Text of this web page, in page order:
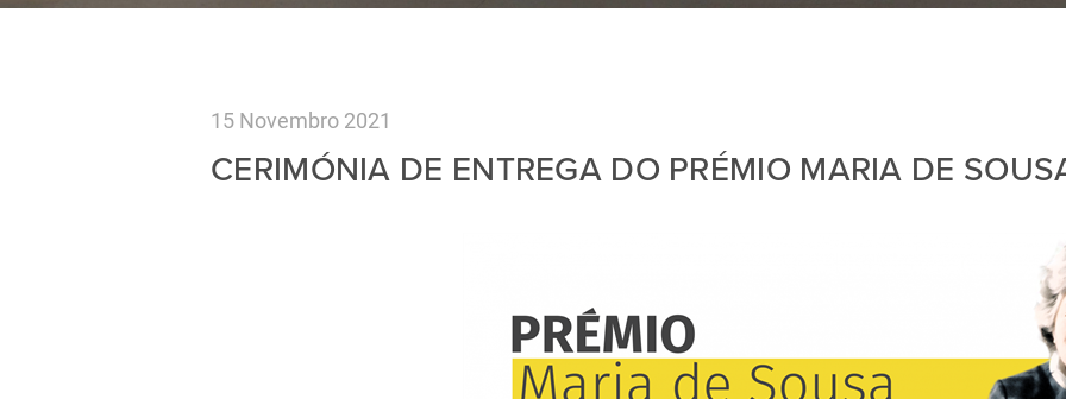
15 Novembro 2021
CERIMÓNIA DE ENTREGA DO PRÉMIO MARIA DE